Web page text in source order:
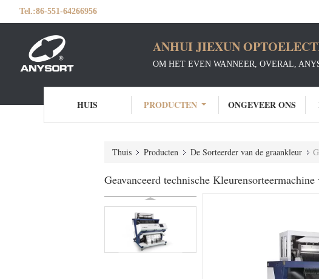
Tel.:86-551-64266956
ANHUI JIEXUN
OM HET EVEN WANNEER, OVERAL,
HUIS PRODUCTEN ONGEVEER ONS
Thuis Producten De Sorteerder van de graankleur
Geavanceerd technische